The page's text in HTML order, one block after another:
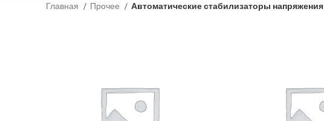
Главная Прочее Автоматические стабилизаторы напряжения